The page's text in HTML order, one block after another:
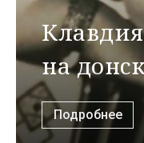
на
Подробнее